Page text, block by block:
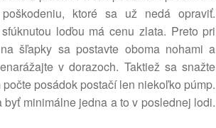
ktoré sa už nedá opraviť.
loďou má cenu zlata. Preto pri
šľapky sa postavte oboma nohami a
v dorazoch. Taktiež sa snažte
posádok postačí len niekoľko púmp.
minimálne jedna a to v poslednej lodi.